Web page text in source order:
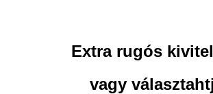
Extra rugós
vagy